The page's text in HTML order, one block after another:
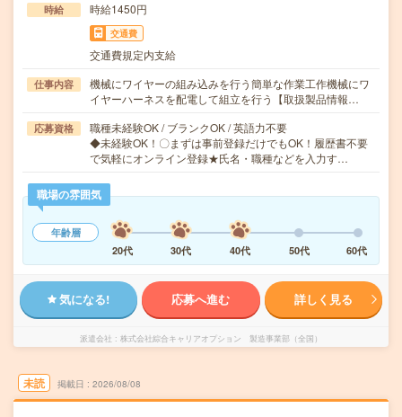
時給 時給1450円
交通費
交通費規定内支給
仕事内容
機械にワイヤーの組み込みを行う簡単な作業工作機械にワ
イヤーハーネスを配電して組立を行う【取扱製品情報…
応募資格
職種未経験OK / ブランクOK / 英語力不要
◆未経験OK！〇まずは事前登録だけでもOK！履歴書不要
で気軽にオンライン登録★氏名・職種などを入力す…
職場の雰囲気
年齢層
20代
30代 40代 50代 60代
気になる! 応募へ進む 詳しく見る
派遣会社 株式会社綜合キャリアオプション 製造事業部（全国）
未読 掲載日 2026/08/08